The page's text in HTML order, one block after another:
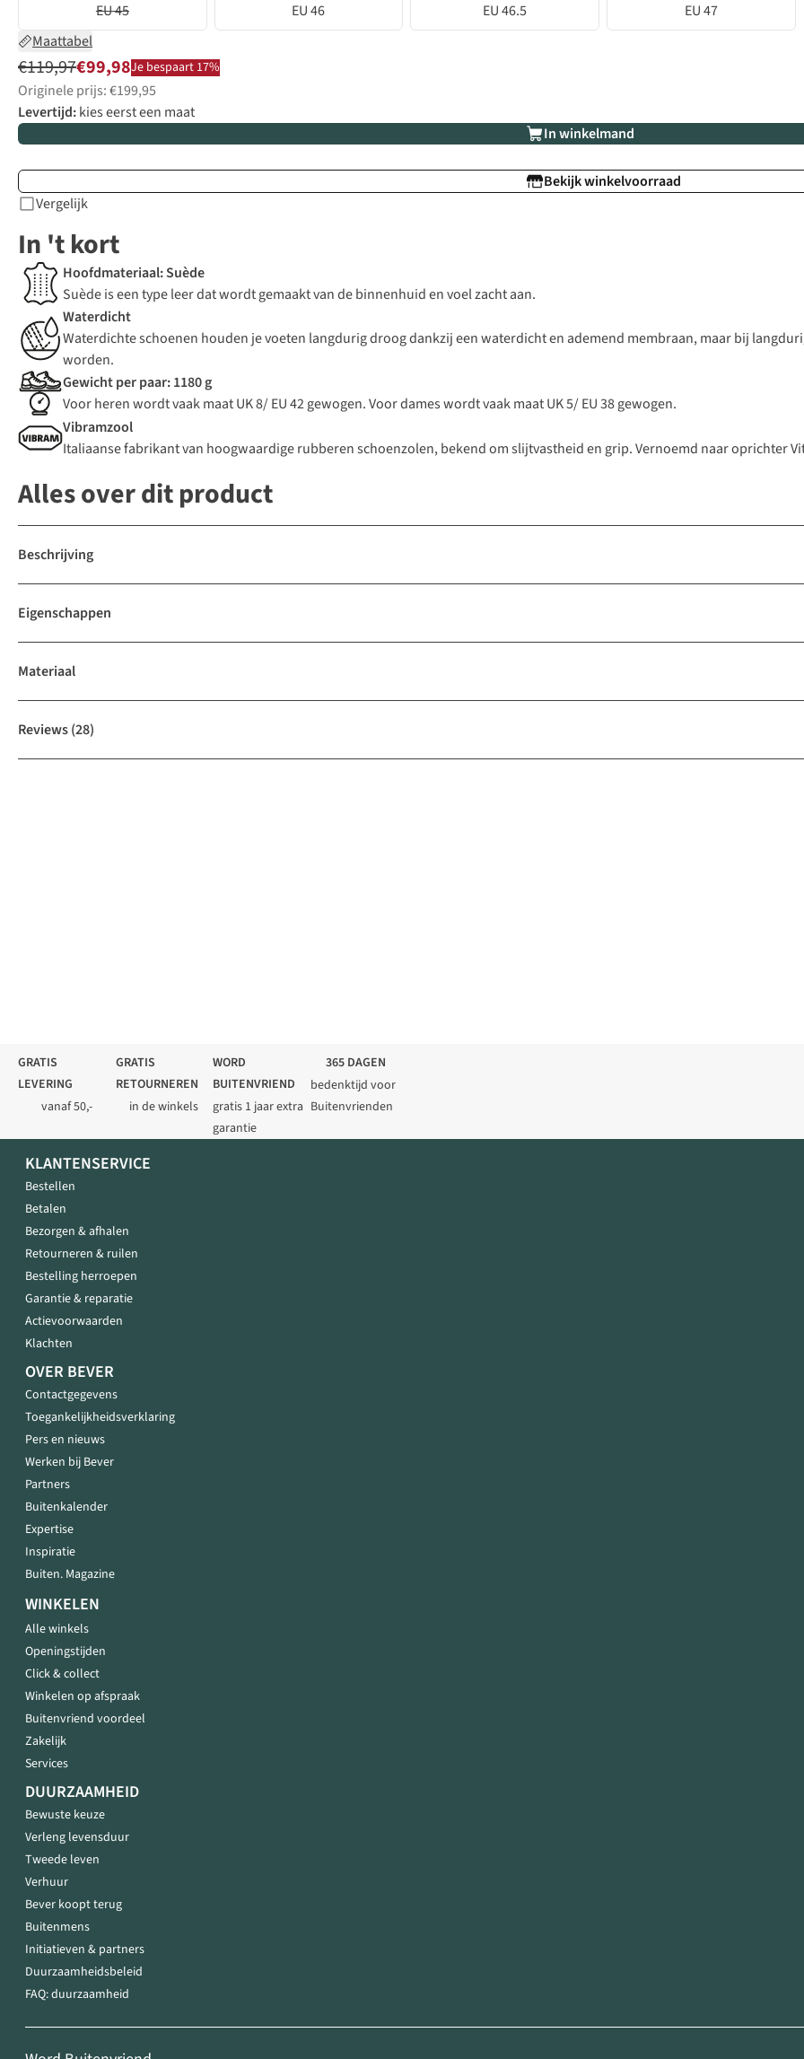
EU 45 EU 46 EU 46.5
EU 47
Maattabel
€119,97€99,98Je bespaart 17%
Originele prijs: €199,95
Levertijd:kies eerst een maat
In winkelmand
Bekijk winkelvoorraad
Vergelijk
In 't kort
Hoofdmateriaal: Suède
Suède is een type leer dat wordt gemaakt van de binnenhuid en voel zacht aan.
Waterdicht
Waterdichte schoenen houden je voeten langdurig droog dankzij een waterdicht en ademend membraan, maar bij
worden.
Gewicht per paar: 1180 g
Voor heren wordt vaak maat UK 8/ EU 42 gewogen. Voor dames wordt vaak maat UK 5/ EU 38 gewogen.
Vibramzool
Italiaanse fabrikant van hoogwaardige rubberen schoenzolen, bekend om slijtvastheid en grip. Vernoemd naar oprichter
Alles over dit product
Beschrijving
Eigenschappen
Materiaal
Reviews(28)
GRATIS
LEVERING
vanaf 50,-
GRATIS
RETOURNEREN
in de winkels
WORD
BUITENVRIEND
gratis 1 jaar extra
garantie
365 DAGEN
bedenktijd voor
Buitenvrienden
KLANTENSERVICE
Bestellen
Betalen
Bezorgen & afhalen
Retourneren & ruilen
Bestelling herroepen
Garantie & reparatie
Actievoorwaarden
Klachten
OVER BEVER
Contactgegevens
Toegankelijkheidsverklaring
Pers en nieuws
Werken bij Bever
Partners
Buitenkalender
Expertise
Inspiratie
Buiten. Magazine
WINKELEN
Alle winkels
Openingstijden
Click & collect
Winkelen op afspraak
Buitenvriend voordeel
Zakelijk
Services
DUURZAAMHEID
Bewuste keuze
Verleng levensduur
Tweede leven
Verhuur
Bever koopt terug
Buitenmens
Initiatieven & partners
Duurzaamheidsbeleid
FAQ: duurzaamheid